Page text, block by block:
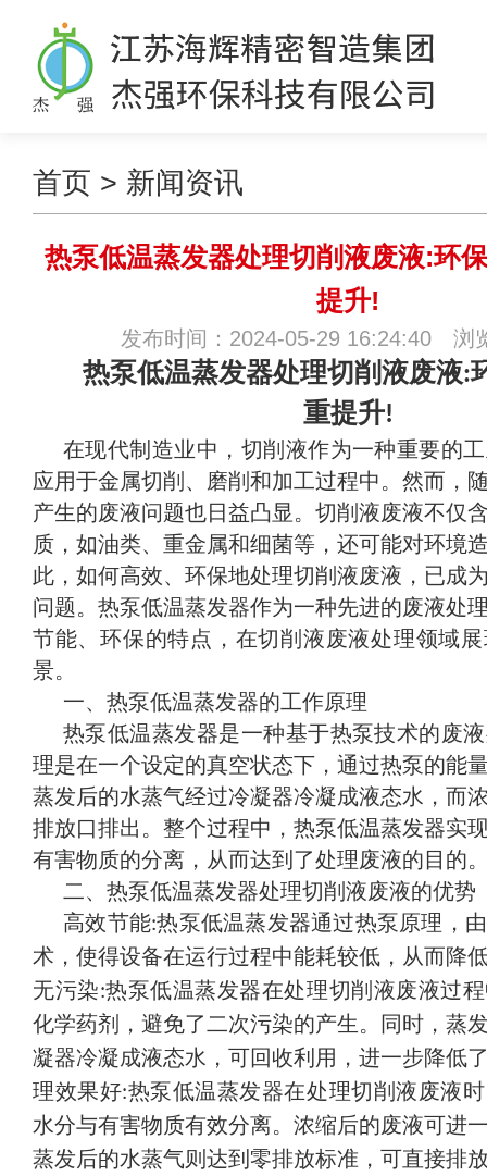
首页 > 新闻资讯
热泵低温蒸发器处理切削液废液:环
提升!
发布时间：2024-05-29 16:24:40 浏
热泵低温蒸发器处理切削液废液:
重提升!
在现代制造业中，切削液作为一种重要的
应用于金属切削、磨削和加工过程中。然而，
产生的废液问题也日益凸显。切削液废液不仅
质，如油类、重金属和细菌等，还可能对环境
此，如何高效、环保地处理切削液废液，已成
问题。热泵低温蒸发器作为一种先进的废液处
节能、环保的特点，在切削液废液处理领域
景。
一、热泵低温蒸发器的工作原理
热泵低温蒸发器是一种基于热泵技术的废
理是在一个设定的真空状态下，通过热泵的能
蒸发后的水蒸气经过冷凝器冷凝成液态水，而
排放口排出。整个过程中，热泵低温蒸发器实
有害物质的分离，从而达到了处理废液的目的
二、热泵低温蒸发器处理切削液废液的优势
高效节能:热泵低温蒸发器通过热泵原理，
术，使得设备在运行过程中能耗较低，从而降
无污染:热泵低温蒸发器在处理切削液废液过
化学药剂，避免了二次污染的产生。同时，蒸
凝器冷凝成液态水，可回收利用，进一步降低
理效果好:热泵低温蒸发器在处理切削液废液
水分与有害物质有效分离。浓缩后的废液可进
蒸发后的水蒸气则达到零排放标准，可直接排